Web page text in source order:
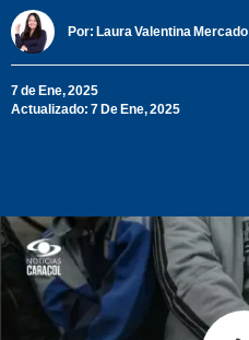
Por: Laura Valentina Mercado
7 de Ene, 2025
Actualizado: 7 De Ene, 2025